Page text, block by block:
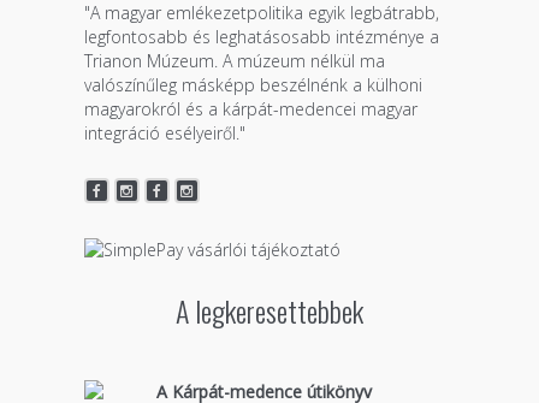
"A magyar emlékezetpolitika egyik legbátrabb,
legfontosabb és leghatásosabb intézménye a
Trianon Múzeum. A múzeum nélkül ma
valószínűleg másképp beszélnénk a külhoni
magyarokról és a kárpát-medencei magyar
integráció esélyeiről."
A legkeresettebbek
A Kárpát-medence útikönyv